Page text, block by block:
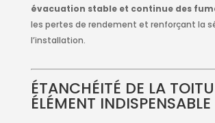
évacuation stable et continue des
les pertes de rendement et renforçant la
l’installation.
ÉTANCHÉITÉ DE LA
ÉLÉMENT INDISPENSABLE